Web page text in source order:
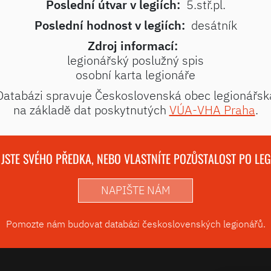
Poslední útvar v legiích: 5.stř.pl.
Poslední hodnost v legiích: desátník
Zdroj informací:
legionářský poslužný spis
osobní karta legionáře
spravuje Československá obec
na základě dat poskytnutých VÚA-VHA Praha.
SVÉHO PŘEDKA, NEBO VLASTNÍTE POZŮSTALOST PO
NAPIŠTE NÁM
Pomozte nám budovat databázi československých legionářů.